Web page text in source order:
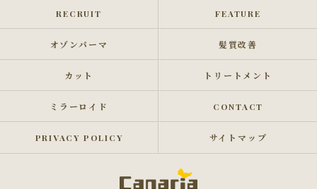
RECRUIT FEATURE
オゾンパーマ 髪質改善
カット トリートメント
ミラーロイド CONTACT
PRIVACY POLICY サイトマップ